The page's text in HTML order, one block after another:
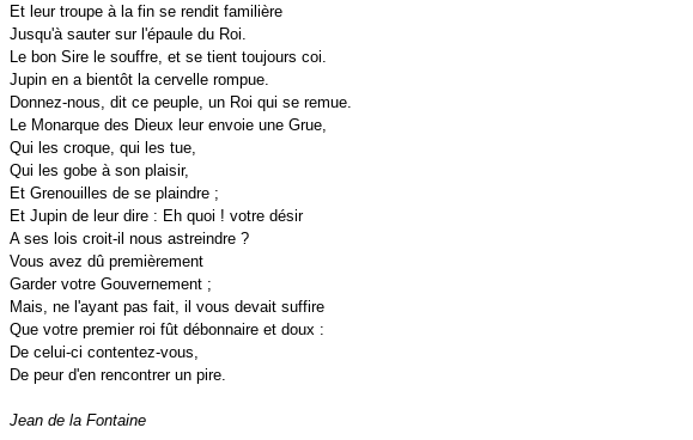
Et leur troupe à la fin se rendit familière
Jusqu'à sauter sur l'épaule du Roi.
Le bon Sire le souffre, et se tient toujours coi.
Jupin en a bientôt la cervelle rompue.
Donnez-nous, dit ce peuple, un Roi qui se remue.
Le Monarque des Dieux leur envoie une Grue,
Qui les croque, qui les tue,
Qui les gobe à son plaisir,
Et Grenouilles de se plaindre ;
Et Jupin de leur dire : Eh quoi ! votre désir
A ses lois croit-il nous astreindre ?
Vous avez dû premièrement
Garder votre Gouvernement ;
Mais, ne l'ayant pas fait, il vous devait suffire
Que votre premier roi fût débonnaire et doux :
De celui-ci contentez-vous,
De peur d'en rencontrer un pire.
Jean de la Fontaine